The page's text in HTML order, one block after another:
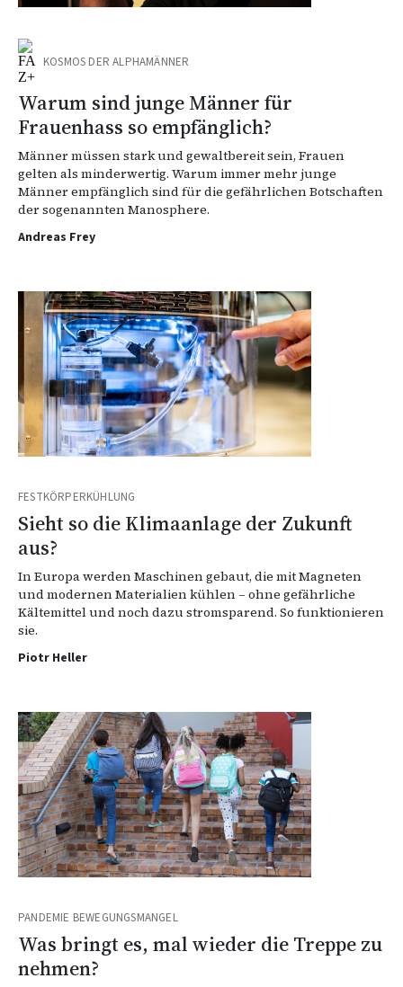
KOSMOS DER ALPHAMÄNNER
Warum sind junge Männer für
Frauenhass so empfänglich?
Männer müssen stark und gewaltbereit sein, Frauen
gelten als minderwertig. Warum immer mehr junge
Männer empfänglich sind für die gefährlichen Botschaften
der sogenannten Manosphere.
Andreas Frey
FESTKÖRPERKÜHLUNG
Sieht so die Klimaanlage der Zukunft
aus?
In Europa werden Maschinen gebaut, die mit Magneten
und modernen Materialien kühlen – ohne gefährliche
Kältemittel und noch dazu stromsparend. So funktionieren
sie.
Piotr Heller
PANDEMIE BEWEGUNGSMANGEL
Was bringt es, mal wieder die Treppe zu
nehmen?